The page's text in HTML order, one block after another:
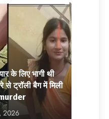
के लिए भागी थी
से ट्रॉली बैग में मिली
2026